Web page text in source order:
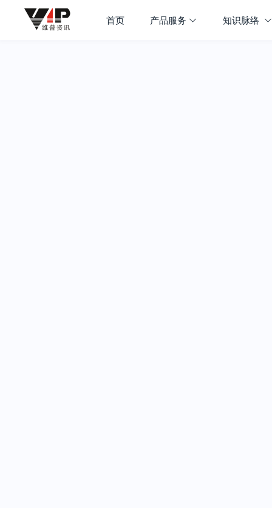
首页 产品服务 知识脉络